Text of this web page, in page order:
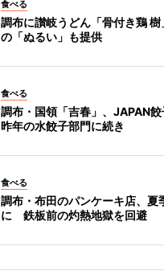
食べる
調布に讃岐うどん「骨付き鶏
の「ぬるい」も提供
食べる
調布・国領「吉春」、JAPAN
昨年の水餃子部門に続き
食べる
調布・布田のパンケーキ店、夏
に 鉄板前の灼熱地獄を回避